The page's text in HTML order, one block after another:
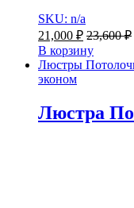
SKU: n/a
21,000 ₽ 23,600₽
В корзину
Люстры
эконом
Люстра